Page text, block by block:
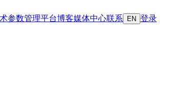
参数管理平台博客媒体中心联系 EN 登录